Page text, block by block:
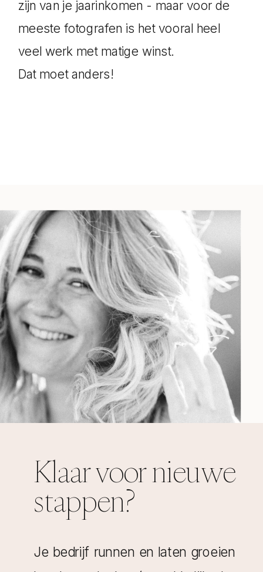
zijn van je jaarinkomen - maar voor de
meeste fotografen is het vooral heel
veel werk met matige winst.
Dat moet anders!
Klaar voor nieuwe
stappen?
Je bedrijf runnen en laten groeien